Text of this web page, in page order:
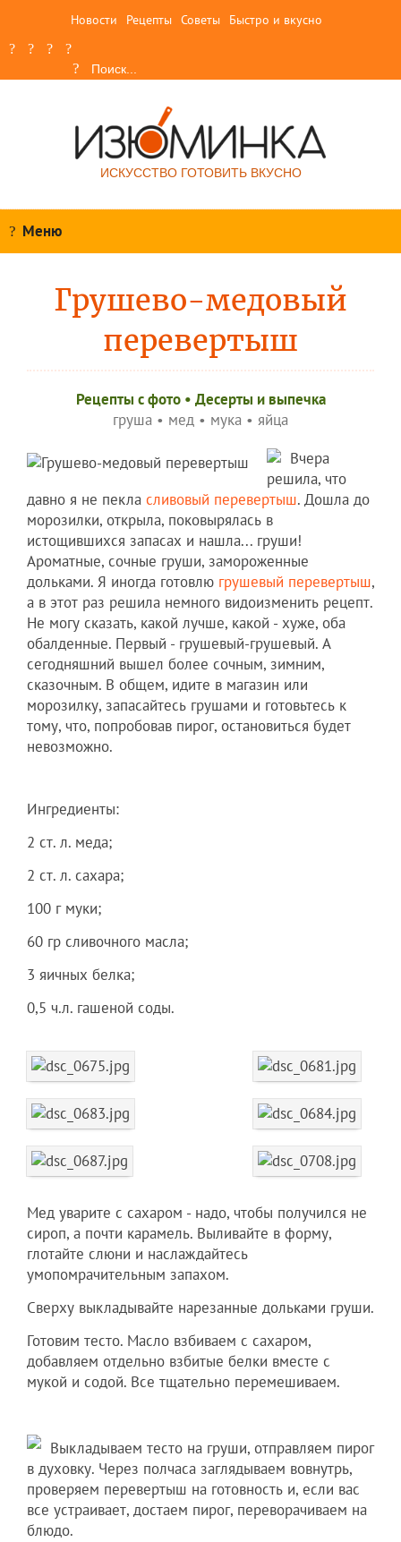
Новости Рецепты Советы Быстро и вкусно
ИСКУССТВО ГОТОВИТЬ ВКУСНО
Меню
Грушево-медовый
перевертыш
Рецепты c фото• Десерты и выпечка
груша • мед • мука • яйца
Вчера
решила, что
давно я не пекла сливовый перевертыш. Дошла до
морозилки, открыла, поковырялась в
истощившихся запасах и нашла... груши!
Ароматные, сочные груши, замороженные
дольками. Я иногда готовлю грушевый перевертыш,
а в этот раз решила немного видоизменить рецепт.
Не могу сказать, какой лучше, какой - хуже, оба
обалденные. Первый - грушевый-грушевый. А
сегодняшний вышел более сочным, зимним,
сказочным. В общем, идите в магазин или
морозилку, запасайтесь грушами и готовьтесь к
тому, что, попробовав пирог, остановиться будет
невозможно.
Ингредиенты:
2 ст. л. меда;
2 ст. л. сахара;
100 г муки;
60 гр сливочного масла;
3 яичных белка;
0,5 ч.л. гашеной соды.
Мед уварите с сахаром - надо, чтобы получился не
сироп, а почти карамель. Выливайте в форму,
глотайте слюни и наслаждайтесь
умопомрачительным запахом.
Сверху выкладывайте нарезанные дольками груши.
Готовим тесто. Масло взбиваем с сахаром,
добавляем отдельно взбитые белки вместе с
мукой и содой. Все тщательно перемешиваем.
Выкладываем тесто на груши, отправляем пирог
в духовку. Через полчаса заглядываем вовнутрь,
проверяем перевертыш на готовность и, если вас
все устраивает, достаем пирог, переворачиваем на
блюдо.